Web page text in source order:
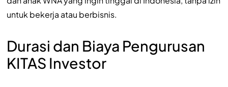
untuk bekerja atau berbisnis.
Durasi dan Biaya Pengurusan
KITAS Investor